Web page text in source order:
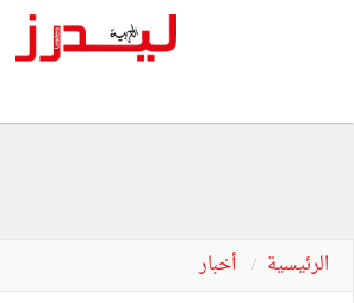
الرئيسية أخبار